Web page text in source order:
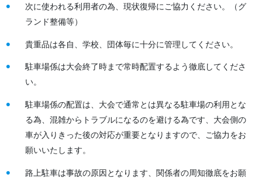
次に使われる利用者の為、現状復帰にご協力ください。（グ
ランド整備等）
貴重品は各自、学校、団体毎に十分に管理してください。
駐車場係は大会終了時まで常時配置するよう徹底してくださ
い。
駐車場係の配置は、大会で通常とは異なる駐車場の利用とな
る為、混雑からトラブルになるのを避ける為です、大会側の
車が入りきった後の対応が重要となりますので、ご協力をお
願いいたします。
路上駐車は事故の原因となります、関係者の周知徹底をお願